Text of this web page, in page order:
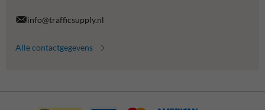
info@trafficsupply.nl
Alle contactgegevens